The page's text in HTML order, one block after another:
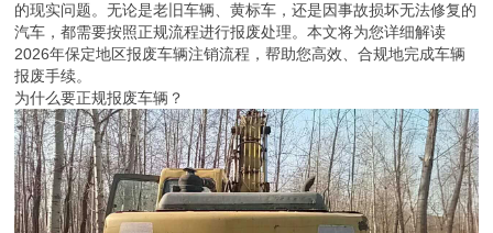
的现实问题。无论是老旧车辆、黄标车，还是因事故损坏无法修复的
汽车，都需要按照正规流程进行报废处理。本文将为您详细解读
2026年保定地区报废车辆注销流程，帮助您高效、合规地完成车辆
报废手续。
为什么要正规报废车辆？